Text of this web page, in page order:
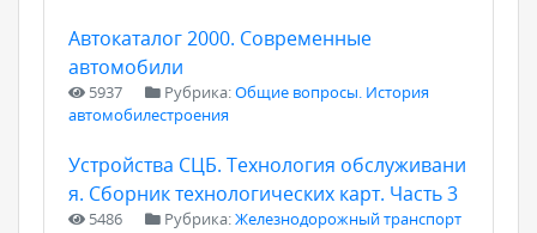
Автокаталог 2000. Современные
автомобили
5937 Рубрика:Общие вопросы. История
автомобилестроения
Устройства СЦБ. Технология обслуживани
я. Сборник технологических карт. Часть 3
5486 Рубрика:Железнодорожный транспорт